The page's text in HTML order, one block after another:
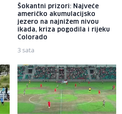
Šokantni prizori: Najveće
američko akumulacijsko
jezero na najnižem nivou
ikada, kriza pogodila i rijeku
Colorado
3 sata